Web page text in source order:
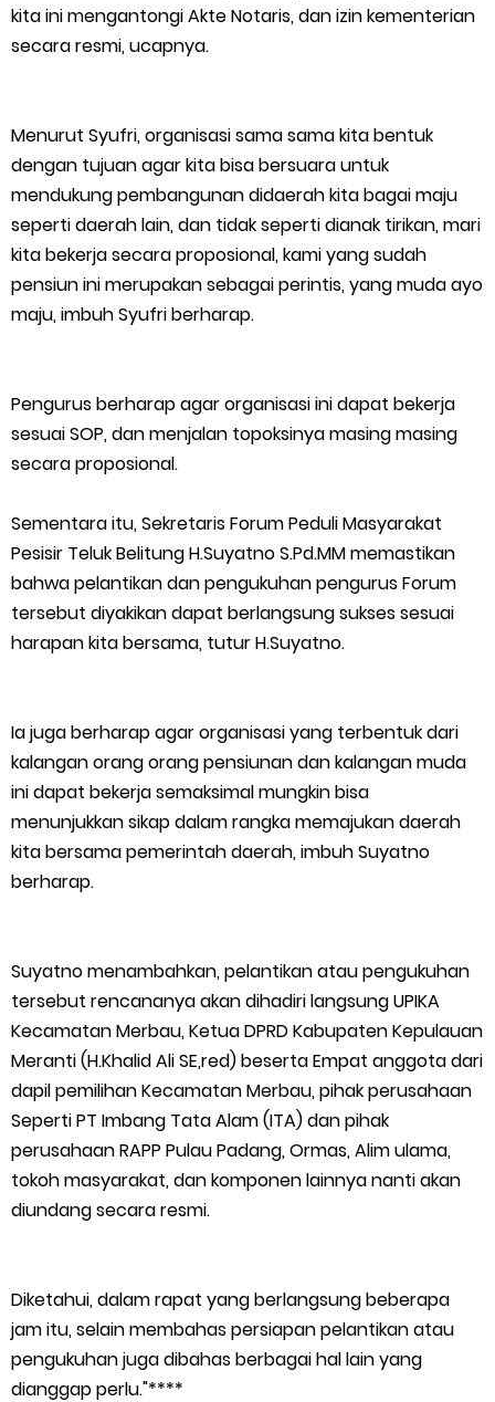
Putih
Penanganan Jalur Lembah Anai dan Malalak
Bupati Asmar Lepas 77 Kontingen Pramuka Meranti Ikuti
Jambore Nasional XII 2026 di Cibubur
Polres Kepulauan Meranti Gelar Ekspedisi Merah Putih" Jalin
PLN Selat Panjang Minta Maaf, Janji Datangkan Mesin Sewa
Atasi Pemadaman di Merbau.
MEMPERIHATINKAN HAMPIR RUBUH, DIKHAWATIRKAN TELAN KORBAN.
Monday, 10 August
kita ini mengantongi Akte Notaris, dan izin kementerian
secara resmi, ucapnya.
Menurut Syufri, organisasi sama sama kita bentuk
dengan tujuan agar kita bisa bersuara untuk
mendukung pembangunan didaerah kita bagai maju
seperti daerah lain, dan tidak seperti dianak tirikan, mari
kita bekerja secara proposional, kami yang sudah
pensiun ini merupakan sebagai perintis, yang muda ayo
maju, imbuh Syufri berharap.
Pengurus berharap agar organisasi ini dapat bekerja
sesuai SOP, dan menjalan topoksinya masing masing
secara proposional.
Sementara itu, Sekretaris Forum Peduli Masyarakat
Pesisir Teluk Belitung H.Suyatno S.Pd.MM memastikan
bahwa pelantikan dan pengukuhan pengurus Forum
tersebut diyakikan dapat berlangsung sukses sesuai
harapan kita bersama, tutur H.Suyatno.
Ia juga berharap agar organisasi yang terbentuk dari
kalangan orang orang pensiunan dan kalangan muda
ini dapat bekerja semaksimal mungkin bisa
menunjukkan sikap dalam rangka memajukan daerah
kita bersama pemerintah daerah, imbuh Suyatno
berharap.
Suyatno menambahkan, pelantikan atau pengukuhan
tersebut rencananya akan dihadiri langsung UPIKA
Kecamatan Merbau, Ketua DPRD Kabupaten Kepulauan
Meranti (H.Khalid Ali SE,red) beserta Empat anggota dari
dapil pemilihan Kecamatan Merbau, pihak perusahaan
Seperti PT Imbang Tata Alam (ITA) dan pihak
perusahaan RAPP Pulau Padang, Ormas, Alim ulama,
tokoh masyarakat, dan komponen lainnya nanti akan
diundang secara resmi.
Diketahui, dalam rapat yang berlangsung beberapa
jam itu, selain membahas persiapan pelantikan atau
pengukuhan juga dibahas berbagai hal lain yang
dianggap perlu."****